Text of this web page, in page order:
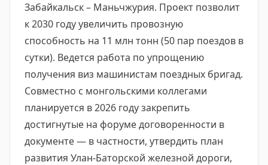
Забайкальск – Маньчжурия. Проект позволит
к 2030 году увеличить провозную
способность на 11 млн тонн (50 пар поездов в
сутки). Ведется работа по упрощению
получения виз машинистам поездных бригад.
Совместно с монгольскими коллегами
планируется в 2026 году закрепить
достигнутые на форуме договоренности в
документе — в частности, утвердить план
развития Улан-Баторской железной дороги,